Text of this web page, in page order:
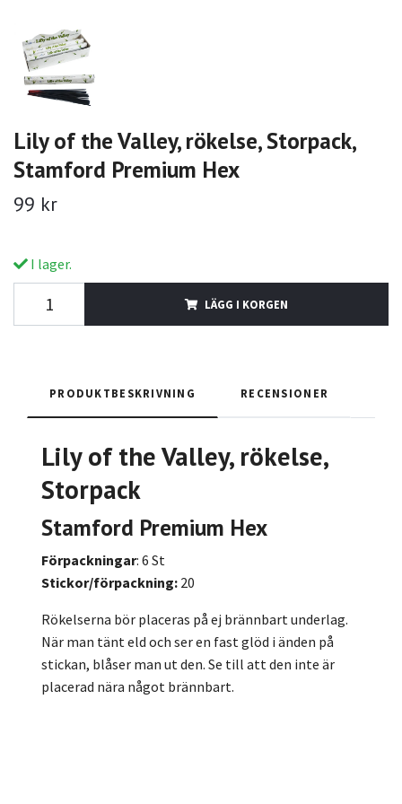
Lily of the Valley, rökelse, Storpack,
Stamford Premium Hex
99 kr
I lager.
LÄGG I KORGEN
PRODUKTBESKRIVNING RECENSIONER
Lily of the Valley, rökelse,
Storpack
Stamford Premium Hex
Förpackningar: 6 St
Stickor/förpackning: 20
Rökelserna bör placeras på ej brännbart underlag.
När man tänt eld och ser en fast glöd i änden på
stickan, blåser man ut den. Se till att den inte är
placerad nära något brännbart.